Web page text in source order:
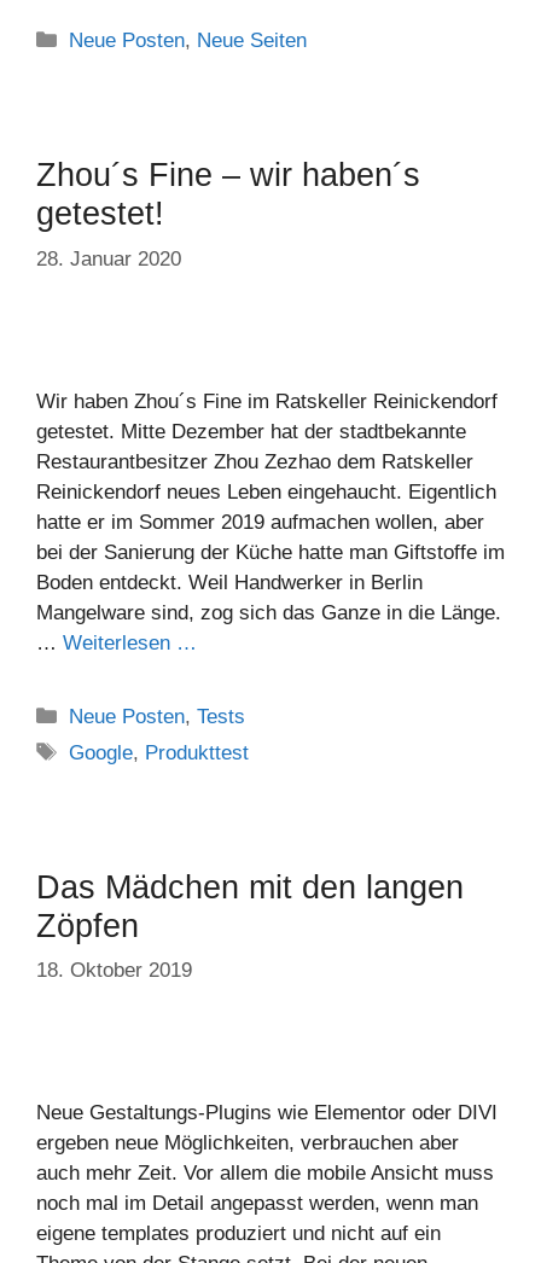
Neue Posten, Neue Seiten
Zhou´s Fine – wir haben´s
getestet!
28. Januar 2020
Wir haben Zhou´s Fine im Ratskeller Reinickendorf
getestet. Mitte Dezember hat der stadtbekannte
Restaurantbesitzer Zhou Zezhao dem Ratskeller
Reinickendorf neues Leben eingehaucht. Eigentlich
hatte er im Sommer 2019 aufmachen wollen, aber
bei der Sanierung der Küche hatte man Giftstoffe im
Boden entdeckt. Weil Handwerker in Berlin
Mangelware sind, zog sich das Ganze in die Länge.
… Weiterlesen …
Neue Posten,Tests
Google, Produkttest
Das Mädchen mit den langen
Zöpfen
18. Oktober 2019
Neue Gestaltungs-Plugins wie Elementor oder DIVI
ergeben neue Möglichkeiten, verbrauchen aber
auch mehr Zeit. Vor allem die mobile Ansicht muss
noch mal im Detail angepasst werden, wenn man
eigene templates produziert und nicht auf ein